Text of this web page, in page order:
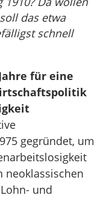
das etwa
schnell
für eine
gegründet, um
neoklassischen
und